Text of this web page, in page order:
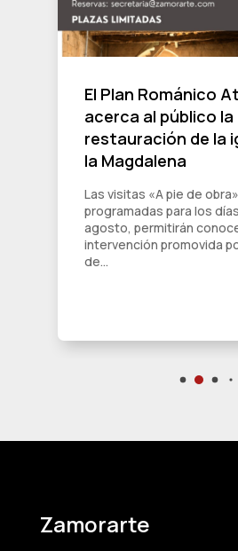
El Plan Románico
acerca al público la
restauración de la
la Magdalena
Las visitas «A pie de
programadas para los
agosto, permitirán
intervención promovida
de...
Zamorarte